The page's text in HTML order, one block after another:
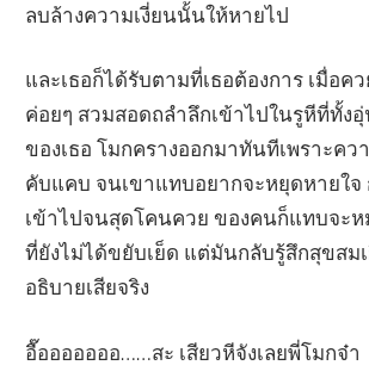
ลบล้างความเงี่ยนนั้นให้หายไป
และเธอก็ได้รับตามที่เธอต้องการ เมื่อ
ค่อยๆ สวมสอดถลำลึกเข้าไปในรูหีที่ทั้ง
ของเธอ โมกครางออกมาทันทีเพราะคว
คับแคบ จนเขาแทบอยากจะหยุดหายใจ
เข้าไปจนสุดโคนควย ของคนก็แทบจะห
ที่ยังไม่ได้ขยับเย็ด แต่มันกลับรู้สึกสุขสม
อธิบายเสียจริง
อื๊อออออออ……สะ เสียวหีจังเลยพี่โมกจ๋า